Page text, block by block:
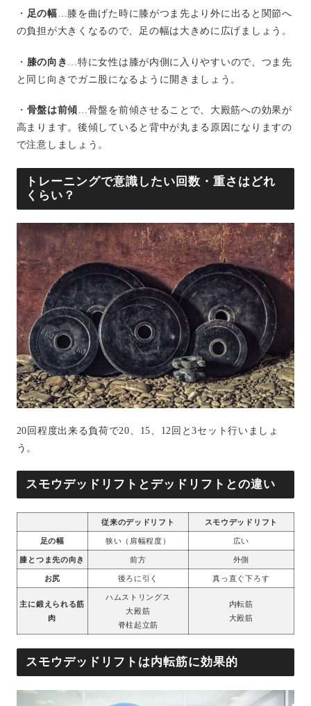
・ 足の幅…膝を曲げた時に膝がつま先より外に出ると関節へ
の負担が大きくなるので、足の幅は大きめに広げましょう。
・ 膝の向き
…特に女性は膝が内側に入りやすいので、つま先
と同じ向きでガニ股になるように開きましょう。
・ 骨盤は前傾…骨盤を前傾させることで、大殿筋への効果が
高まります。後傾していると背中が丸まる原因になりますの
で注意しましょう。
トレーニングで意識したい回数・重さはどれ
くらい？
20回程度出来る負荷で20、15、12回と3セット行いましょ
う。
スモウデッドリフトとデッドリフトとの違い
従来のデッドリフト スモウデッドリフト
足の幅 狭い（肩幅程度） 広い
膝とつま先の向き 前方 外側
お尻 後ろに引く 真っ直ぐ下ろす
主に鍛えられる筋
肉
ハムストリングス
大殿筋
脊柱起立筋
内転筋
大殿筋
スモウデッドリフトは内転筋に効果的